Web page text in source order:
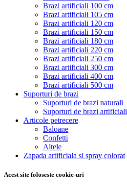
Brazi artificiali 100 cm
Brazi artificiali 105 cm
Brazi artificiali 120 cm
Brazi artificiali 150 cm
Brazi artificiali 180 cm
Brazi artificiali 220 cm
Brazi artificiali 250 cm
Brazi artificiali 300 cm
Brazi artificiali 400 cm
Brazi artificiali 500 cm
Suporturi de brazi
Suporturi de brazi naturali
Suporturi de brazi artificiali
Articole petrecere
Baloane
Confetti
Altele
Zapada artificiala si spray colorat
Acest site foloseste cookie-uri